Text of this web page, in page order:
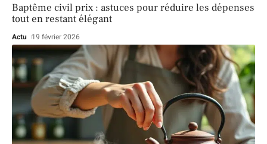
Baptême civil prix : astuces pour réduire les dépenses
tout en restant élégant
Actu 19 février 2026